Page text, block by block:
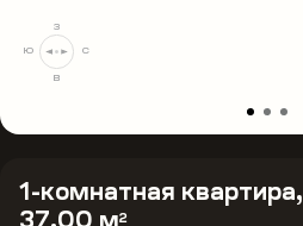
1-комнатная квартира,
2
С
В
Ю
З